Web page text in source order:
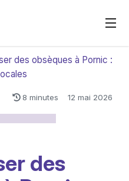
des obsèques à Pornic :
8 minutes 12 mai 2026
des